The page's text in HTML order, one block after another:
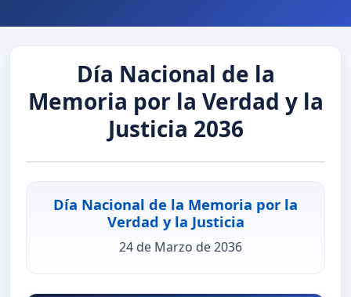
Día Nacional de la
Memoria por la Verdad y la
Justicia 2036
Día Nacional de la Memoria por la
Verdad y la Justicia
24 de Marzo de 2036